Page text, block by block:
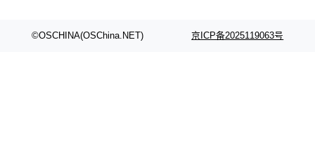
©OSCHINA(OSChina.NET) 京ICP备2025119063号